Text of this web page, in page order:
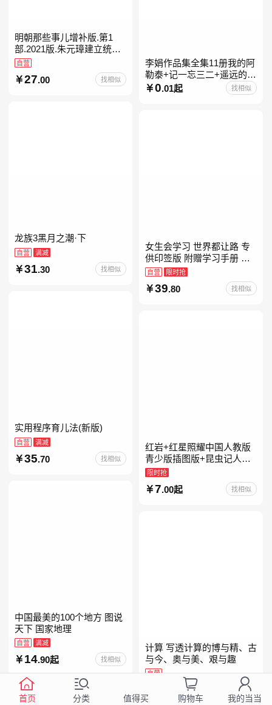
明朝那些事儿增补版.第1
部.2021版.朱元璋建立统治
明朝
自营
27.00 找相似
李娟作品集全集11册我的阿
勒泰+记一忘三二+遥远的向
日葵地+冬牧场+阿勒泰的角
落+羊道三部曲+走夜路请放
0.01起 找相似
龙族3黑月之潮·下
自营 满减
31 .30 找相似
女生会学习 世界都让路 专
供印签版 附赠学习手册 创
意明信片 试听课和资料包
自营 限时抢
39.80 找相似
实用程序育儿法(新版)
自营 满减
35.70 找相似
红岩+红星照耀中国人教版
青少版插图版+昆虫记人教
版正版原著完整版红星为什
么照耀中国八年级上册的课
外书初二课外阅读书籍人教
限时抢
7.00起 找相似
中国最美的100个地方 图说
天下 国家地理
自营 满减
14.90起 找相似
计算 写透计算的博与精、古
与今、奥与美、艰与趣
自营
找相似
首页 分类 值得买 购物车 我的当当